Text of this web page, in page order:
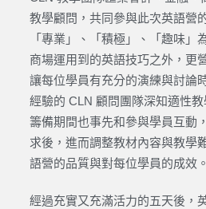
教學顧問，共同參與此次英語營
「專業」、「積極」、「趣味」
商場運用到的英語技巧之外，更
讓每位學員有充分的演練與討論
經驗的 CLN 顧問團隊深知適性
籌備期間也事先和參與學員互動
求後，進而調整教材內容與教學
語營的品質與對每位學員的成效。
經過充實又充滿活力的五天後，